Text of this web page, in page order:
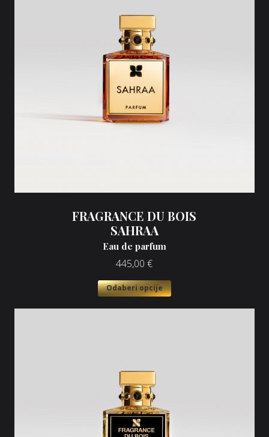
FRAGRANCE DU BOIS
SAHRAA
Eau de parfum
445,00 €
Odaberi opcije